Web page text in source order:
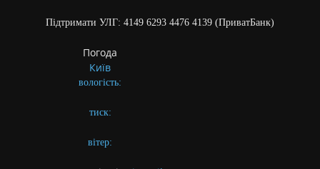
Підтримати УЛГ: 4149 6293 4476 4139 (ПриватБанк)
Погода
Київ
вологість:
тиск:
вітер: